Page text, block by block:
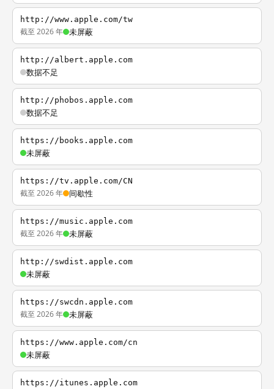
http://www.apple.com/tw
截至 2026 年 未屏蔽
http://albert.apple.com
数据不足
http://phobos.apple.com
数据不足
https://books.apple.com
未屏蔽
https://tv.apple.com/CN
截至 2026 年 间歇性
https://music.apple.com
截至 2026 年 未屏蔽
http://swdist.apple.com
未屏蔽
https://swcdn.apple.com
截至 2026 年 未屏蔽
https://www.apple.com/cn
未屏蔽
https://itunes.apple.com